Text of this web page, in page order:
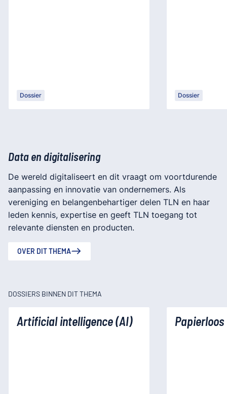
Dossier Dossier
Data en digitalisering
De wereld digitaliseert en dit vraagt om voortdurende
aanpassing en innovatie van ondernemers. Als
vereniging en belangenbehartiger delen TLN en haar
leden kennis, expertise en geeft TLN toegang tot
relevante diensten en producten.
OVER DIT THEMA
DOSSIERS BINNEN DIT THEMA
Artificial intelligence (AI)